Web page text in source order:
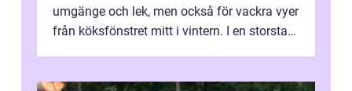
umgänge och lek, men också för vackra vyer
från köksfönstret mitt i vintern. I en storstad